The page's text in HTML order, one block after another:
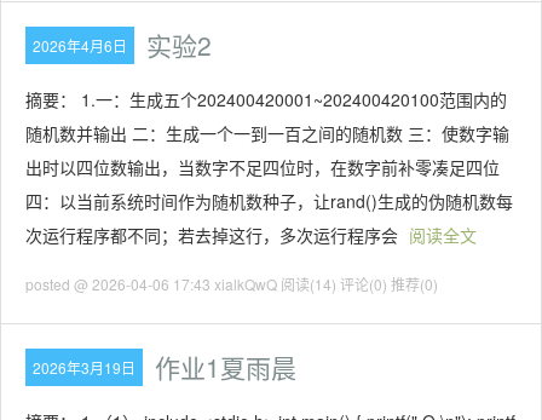
2026年4月6日 实验2
摘要： 1.一：生成五个202400420001~202400420100范围内的
随机数并输出 二：生成一个一到一百之间的随机数 三：使数字输
出时以四位数输出，当数字不足四位时，在数字前补零凑足四位
四：以当前系统时间作为随机数种子，让rand()生成的伪随机数每
次运行程序都不同；若去掉这行，多次运行程序会 阅读全文
posted @ 2026-04-06 17:43 xialkQwQ 阅读(14) 评论(0) 推荐(0)
2026年3月19日 作业1夏雨晨